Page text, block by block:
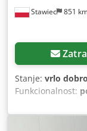
Stawiec 851
Stanje: vrlo
Funkcionalnost: